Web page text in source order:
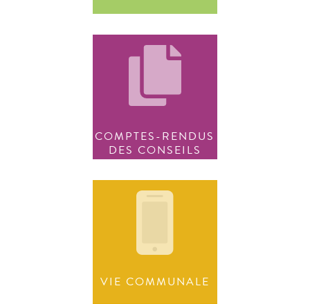
COMPTES-RENDUS
DES CONSEILS
VIE COMMUNALE